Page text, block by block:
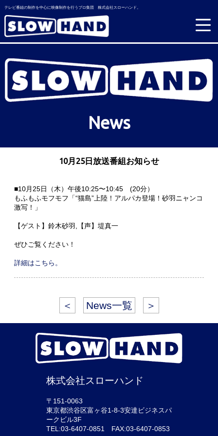
テレビ番組の制作を中心に映像制作を行うプロ集団 株式会社スローハンド。
News
10月25日放送番組お知らせ
■10月25日（木）午後10:25〜10:45 (20分）
もふもふモフモフ「“猫島”上陸！アルパカ登場！砂羽ニャンコ
激写！」
【ゲスト】鈴木砂羽,【声】堤真一
ぜひご覧ください！
詳細はこちら。
＜ News一覧 ＞
株式会社スローハンド
〒151-0063
東京都渋谷区富ヶ谷1-8-3安達ビジネスパ
ークビル3F
TEL:03-6407-0851 FAX:03-6407-0853